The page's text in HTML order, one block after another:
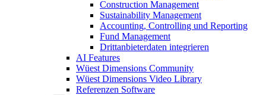
Construction Management
Sustainability Management
Accounting, Controlling und Reporting
Fund Management
Drittanbieterdaten integrieren
AI Features
Wüest Dimensions Community
Wüest Dimensions Video Library
Referenzen Software